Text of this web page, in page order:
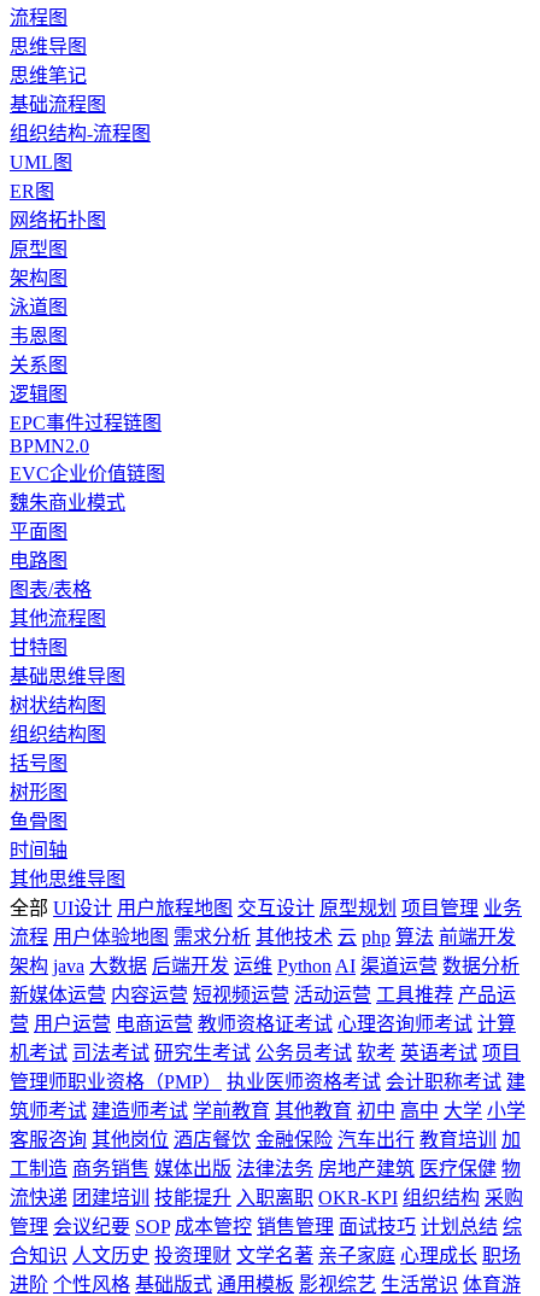
流程图
思维导图
思维笔记
基础流程图
组织结构-流程图
UML图
ER图
网络拓扑图
原型图
架构图
泳道图
韦恩图
关系图
逻辑图
EPC事件过程链图
BPMN2.0
EVC企业价值链图
魏朱商业模式
平面图
电路图
图表/表格
其他流程图
甘特图
基础思维导图
树状结构图
组织结构图
括号图
树形图
鱼骨图
时间轴
其他思维导图
全部 UI设计 用户旅程地图 交互设计 原型规划 项目管理 业务
流程 用户体验地图 需求分析 其他技术 云 php 算法 前端开发
架构 java 大数据 后端开发 运维 Python AI 渠道运营 数据分析
新媒体运营 内容运营 短视频运营 活动运营 工具推荐 产品运
营 用户运营 电商运营 教师资格证考试 心理咨询师考试 计算
机考试 司法考试 研究生考试 公务员考试 软考 英语考试 项目
管理师职业资格（PMP）
执业医师资格考试 会计职称考试 建
筑师考试 建造师考试 学前教育 其他教育 初中 高中 大学 小学
客服咨询 其他岗位 酒店餐饮 金融保险 汽车出行 教育培训
加
工制造 商务销售 媒体出版 法律法务 房地产建筑 医疗保健 物
流快递 团建培训 技能提升 入职离职 OKR-KPI 组织结构 采购
管理 会议纪要 SOP 成本管控 销售管理 面试技巧 计划总结 综
合知识 人文历史 投资理财 文学名著 亲子家庭 心理成长 职场
进阶 个性风格 基础版式 通用模板 影视综艺 生活常识 体育游